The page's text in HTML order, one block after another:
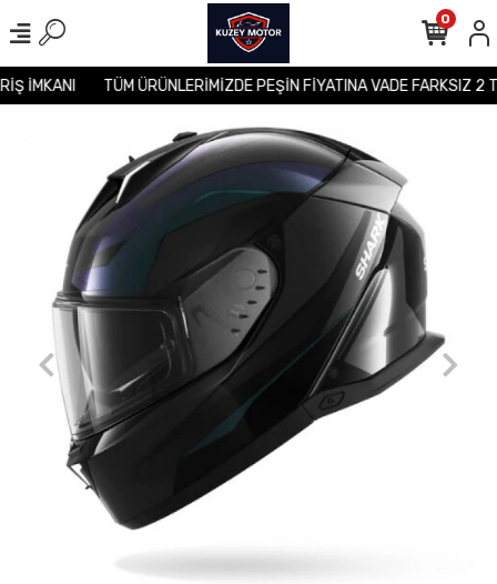
İMKANI TÜM ÜRÜNLERİMİZDE PEŞİN FİYATINA VADE FARKSIZ
0